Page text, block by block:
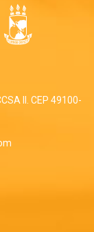
II. CEP 49100-